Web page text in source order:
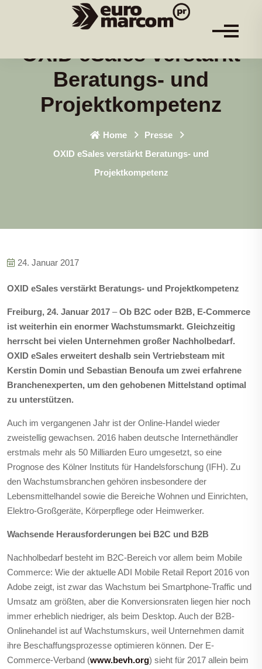
OXID eSales verstärkt
Beratungs- und
Projektkompetenz
Home
Presse
OXID eSales verstärkt Beratungs- und
Projektkompetenz
24. Januar 2017
OXID eSales verstärkt Beratungs- und Projektkompetenz
Freiburg, 24. Januar 2017 –Ob B2C oder B2B, E-Commerce
ist weiterhin ein enormer Wachstumsmarkt. Gleichzeitig
herrscht bei vielen Unternehmen großer Nachholbedarf.
OXID eSales erweitert deshalb sein Vertriebsteam mit
Kerstin Domin und Sebastian Benoufa um zwei erfahrene
Branchenexperten, um den gehobenen Mittelstand optimal
zu unterstützen.
Auch im vergangenen Jahr ist der Online-Handel wieder
zweistellig gewachsen. 2016 haben deutsche Internethändler
erstmals mehr als 50 Milliarden Euro umgesetzt, so eine
Prognose des Kölner Instituts für Handelsforschung (IFH). Zu
den Wachstumsbranchen gehören insbesondere der
Lebensmittelhandel sowie die Bereiche Wohnen und Einrichten,
Elektro-Großgeräte, Körperpflege oder Heimwerker.
Wachsende Herausforderungen bei B2C und B2B
Nachholbedarf besteht im B2C-Bereich vor allem beim Mobile
Commerce: Wie der aktuelle ADI Mobile Retail Report 2016 von
Adobe zeigt, ist zwar das Wachstum bei Smartphone-Traffic und
Umsatz am größten, aber die Konversionsraten liegen hier noch
immer erheblich niedriger, als beim Desktop. Auch der B2B-
Onlinehandel ist auf Wachstumskurs, weil Unternehmen damit
ihre Beschaffungsprozesse optimieren können. Der E-
Commerce-Verband (www.bevh.org) sieht für 2017 allein beim